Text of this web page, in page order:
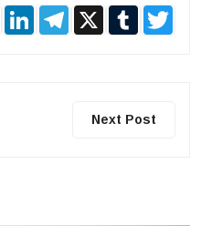
WhatsAppLinkedInTelegram
X Tumblr
Next Post